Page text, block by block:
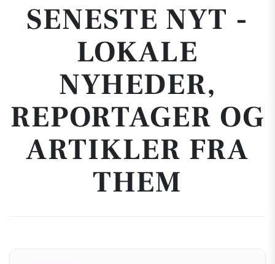
SENESTE NYT -
LOKALE
NYHEDER,
REPORTAGER OG
ARTIKLER FRA
THEM